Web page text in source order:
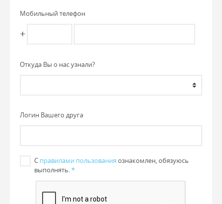
Мобильный телефон
+
Откуда Вы о нас узнали?
Логин Вашего друга
С правилами пользования ознакомлен, обязуюсь
выполнять.*